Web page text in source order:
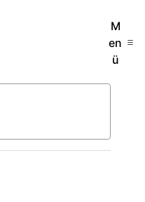
M
en
ü